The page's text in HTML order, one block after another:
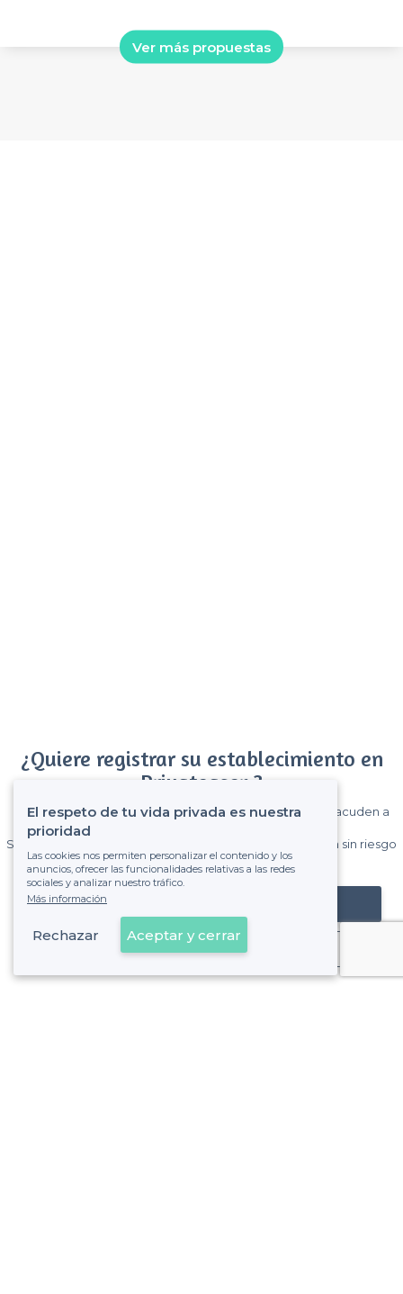
Ver más propuestas
¿Quiere registrar su establecimiento en
Privateaser ?
Gane muchos clientes entre el millón de visitantes que acuden a
Sin comisiones y sin compromiso, pagas una cantidad fija sin riesgo
de ver la factura.
Registrar mi establecimiento
Ya es cliente
El respeto de tu vida privada es nuestra
prioridad
Las cookies nos permiten personalizar el contenido y los
anuncios, ofrecer las funcionalidades relativas a las redes
sociales y analizar nuestro tráfico.
Más información
Rechazar Aceptar y cerrar